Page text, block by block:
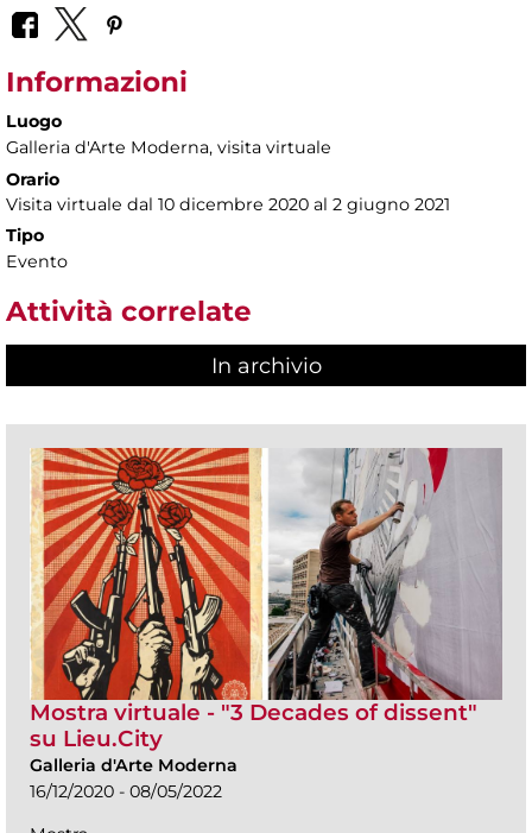
Informazioni
Luogo
Galleria d'Arte Moderna, visita virtuale
Orario
Visita virtuale dal 10 dicembre 2020 al 2 giugno 2021
Tipo
Evento
Attività correlate
In archivio
Mostra virtuale - "3 Decades of dissent"
su Lieu.City
Galleria d'Arte Moderna
16/12/2020 - 08/05/2022